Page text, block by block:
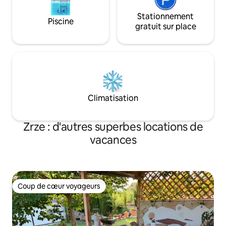
Piscine
Stationnement
gratuit sur place
Climatisation
Zrze : d'autres superbes locations de
vacances
Coup de cœur voyageurs
Coup de cœur voyageurs